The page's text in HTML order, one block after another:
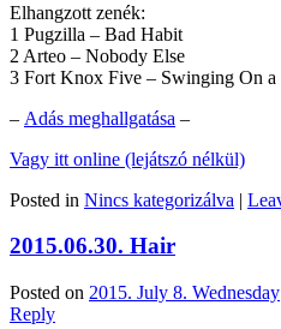
Elhangzott zenék:
1 Pugzilla – Bad Habit
2 Arteo – Nobody Else
3 Fort Knox Five – Swinging On
– Adás meghallgatása –
Vagy itt online (lejátszó nélkül)
Posted in Nincs kategorizálva |
2015.06.30. Hair
Posted on 2015. July 8. Wednesday
Reply